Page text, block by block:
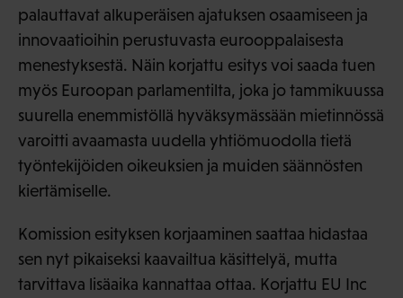
palauttavat alkuperäisen ajatuksen osaamiseen ja
innovaatioihin perustuvasta eurooppalaisesta
menestyksestä. Näin korjattu esitys voi saada tuen
myös Euroopan parlamentilta, joka jo tammikuussa
suurella enemmistöllä hyväksymässään mietinnössä
varoitti avaamasta uudella yhtiömuodolla tietä
työntekijöiden oikeuksien ja muiden säännösten
kiertämiselle.
Komission esityksen korjaaminen saattaa hidastaa
sen nyt pikaiseksi kaavailtua käsittelyä, mutta
tarvittava lisäaika kannattaa ottaa. Korjattu EU Inc